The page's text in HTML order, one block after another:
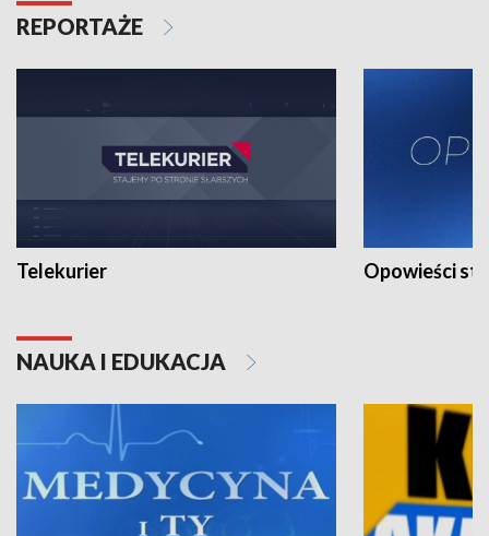
REPORTAŻE
Telekurier Opowieści
NAUKA I EDUKACJA